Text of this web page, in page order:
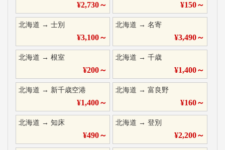
¥2,730～ ¥150～
北海道 → 士別
¥3,100～
北海道 →名寄
¥3,490～
北海道 → 根室
¥200～
北海道 →千歳
¥1,400～
北海道 → 新千歳空港
¥1,400～
北海道 →富良野
¥160～
北海道 → 知床
¥490～
北海道 →登別
¥2,200～